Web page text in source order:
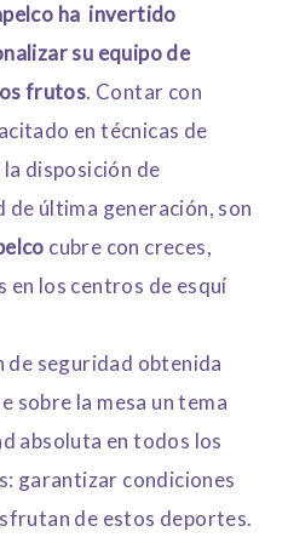
ha invertido
su equipo de
frutos. Contar con
en técnicas de
disposición de
última generación, son
cubre con creces,
en los centros de esquí
seguridad obtenida
sobre la mesa un tema
absoluta en todos los
garantizar condiciones
de estos deportes.